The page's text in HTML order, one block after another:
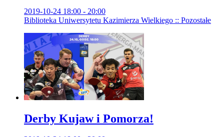
2019-10-24 18:00 - 20:00
Biblioteka Uniwersytetu Kazimierza Wielkiego :: Pozostałe
Derby Kujaw i Pomorza!